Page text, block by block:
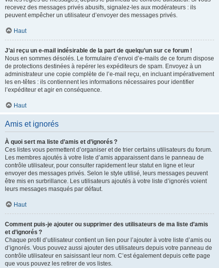
recevez des messages privés abusifs, signalez-les aux modérateurs : ils
peuvent empêcher un utilisateur d’envoyer des messages privés.
Haut
J’ai reçu un e-mail indésirable de la part de quelqu’un sur ce forum !
Nous en sommes désolés. Le formulaire d’envoi d’e-mails de ce forum dispose
de protections destinées à repérer les expéditeurs de spam. Envoyez à un
administrateur une copie complète de l’e-mail reçu, en incluant impérativement
les en-têtes : ils contiennent les informations nécessaires pour identifier
l’expéditeur et agir en conséquence.
Haut
Amis et ignorés
À quoi sert ma liste d’amis et d’ignorés ?
Ces listes vous permettent d’organiser et de trier certains utilisateurs du forum.
Les membres ajoutés à votre liste d’amis apparaissent dans le panneau de
contrôle utilisateur, pour consulter rapidement leur statut en ligne et leur
envoyer des messages privés. Selon le style utilisé, leurs messages peuvent
être mis en surbrillance. Les utilisateurs ajoutés à votre liste d’ignorés voient
leurs messages masqués par défaut.
Haut
Comment puis-je ajouter ou supprimer des utilisateurs de ma liste d’amis
et d’ignorés ?
Chaque profil d’utilisateur contient un lien pour l’ajouter à votre liste d’amis ou
d’ignorés. Vous pouvez aussi ajouter des utilisateurs depuis votre panneau de
contrôle utilisateur en saisissant leur nom. C’est également depuis cette page
que vous pouvez les retirer de vos listes.